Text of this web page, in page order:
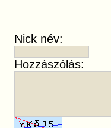
Nick név:
Hozzászólás: